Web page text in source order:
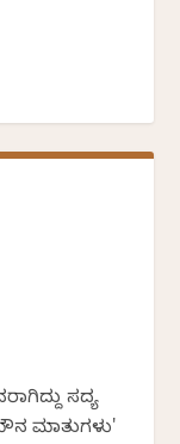
ಸದ್ಯ
ಮಾತುಗಳು'